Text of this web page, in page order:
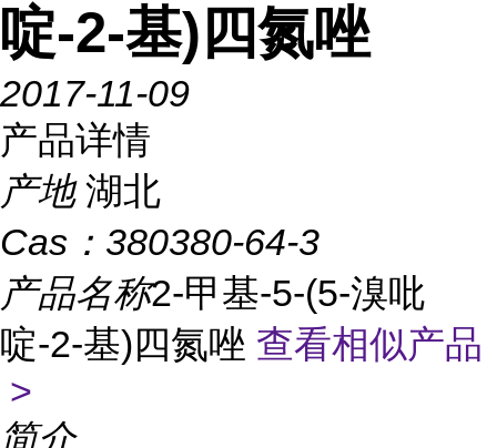
啶-2-基)四氮唑
2017-11-09
产品详情
产地 湖北
Cas： 380380-64-3
产品名称2-甲基-5-(5-溴吡
啶-2-基)四氮唑 查看相似产品
>
简介